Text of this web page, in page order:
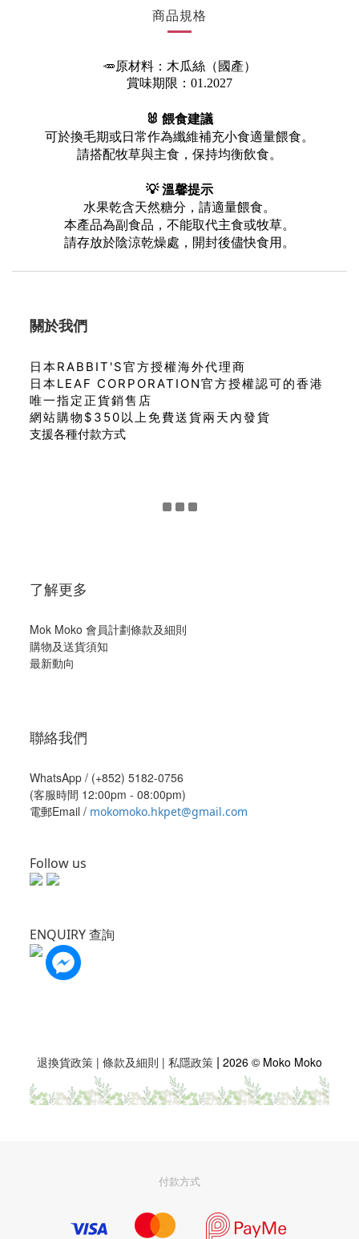
商品規格
🥕原材料：木瓜絲（國產）
賞味期限：01.2027
🐰 餵食建議
可於換毛期或日常作為纖維補充小食適量餵食。
請搭配牧草與主食，保持均衡飲食。
💡 溫馨提示
水果乾含天然糖分，請適量餵食。
本產品為副食品，不能取代主食或牧草。
請存放於陰涼乾燥處，開封後儘快食用。
關於我們
日本RABBIT'S官方授權海外代理商
日本LEAF CORPORATION官方授權認可的香港
唯一指定正貨銷售店
網站購物$350以上免費送貨兩天內發貨
支援各種付款方式
了解更多
Mok Moko 會員計劃條款及細則
購物及送貨須知
最新動向
聯絡我們
WhatsApp / (+852) 5182-0756
(客服時間 12:00pm - 08:00pm)
電郵Email / mokomoko.hkpet@gmail.com
Follow us
ENQUIRY 查詢
退換貨政策 | 條款及細則 | 私隱政策 | 2026 © Moko Moko
付款方式